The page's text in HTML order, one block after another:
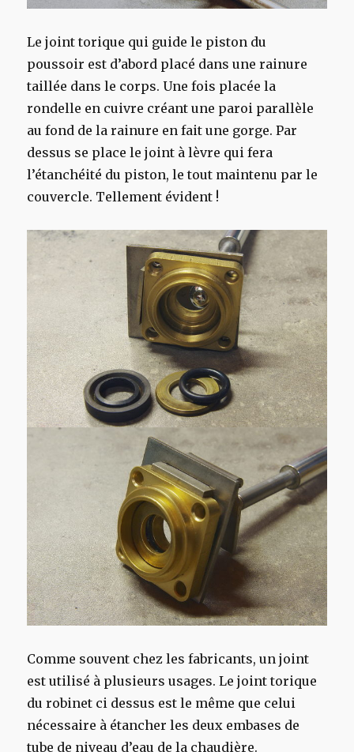
Le joint torique qui guide le piston du
poussoir est d’abord placé dans une rainure
taillée dans le corps. Une fois placée la
rondelle en cuivre créant une paroi parallèle
au fond de la rainure en fait une gorge. Par
dessus se place le joint à lèvre qui fera
l’étanchéité du piston, le tout maintenu par le
couvercle. Tellement évident !
Comme souvent chez les fabricants, un joint
est utilisé à plusieurs usages. Le joint torique
du robinet ci dessus est le même que celui
nécessaire à étancher les deux embases de
tube de niveau d’eau de la chaudière.